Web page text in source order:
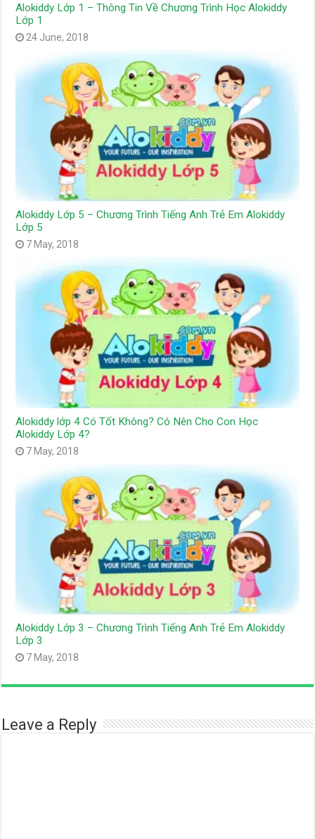
Alokiddy Lớp 1 – Thông Tin Về Chương Trình Học Alokiddy
Lớp 1
24 June, 2018
Alokiddy Lớp 5 – Chương Trình Tiếng Anh Trẻ Em Alokiddy
Lớp 5
7 May, 2018
Alokiddy lớp 4 Có Tốt Không? Có Nên Cho Con Học
Alokiddy Lớp 4?
7 May, 2018
Alokiddy Lớp 3 – Chương Trình Tiếng Anh Trẻ Em Alokiddy
Lớp 3
7 May, 2018
Leave a Reply